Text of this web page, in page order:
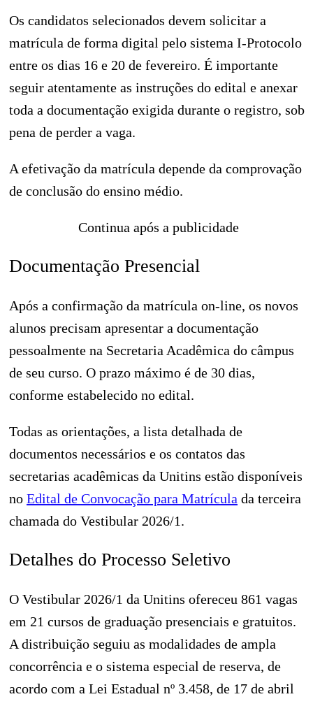
Os candidatos selecionados devem solicitar a
matrícula de forma digital pelo sistema I-Protocolo
entre os dias 16 e 20 de fevereiro. É importante
seguir atentamente as instruções do edital e anexar
toda a documentação exigida durante o registro, sob
pena de perder a vaga.
A efetivação da matrícula depende da comprovação
de conclusão do ensino médio.
Continua após a publicidade
Documentação Presencial
Após a confirmação da matrícula on-line, os novos
alunos precisam apresentar a documentação
pessoalmente na Secretaria Acadêmica do câmpus
de seu curso. O prazo máximo é de 30 dias,
conforme estabelecido no edital.
Todas as orientações, a lista detalhada de
documentos necessários e os contatos das
secretarias acadêmicas da Unitins estão disponíveis
no Edital de Convocação para Matrícula da terceira
chamada do Vestibular 2026/1.
Detalhes do Processo Seletivo
O Vestibular 2026/1 da Unitins ofereceu 861 vagas
em 21 cursos de graduação presenciais e gratuitos.
A distribuição seguiu as modalidades de ampla
concorrência e o sistema especial de reserva, de
acordo com a Lei Estadual nº 3.458, de 17 de abril